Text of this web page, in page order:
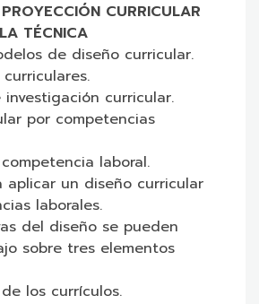
CURRICULAR
TÉCNICA
de diseño curricular.
curricular.
por competencias
laboral.
aplicar un diseño curricular
laborales.
del diseño se pueden
sobre tres elementos
los currículos.